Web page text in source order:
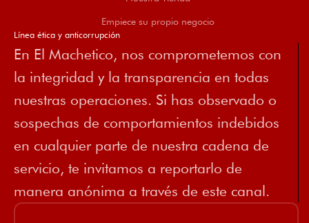
Empiece su propio negocio
Línea ética y anticorrupción
En El Machetico, nos comprometemos con
la integridad y la transparencia en todas
nuestras operaciones. Si has observado o
sospechas de comportamientos indebidos
en cualquier parte de nuestra cadena de
servicio, te invitamos a reportarlo de
manera anónima a través de este canal.